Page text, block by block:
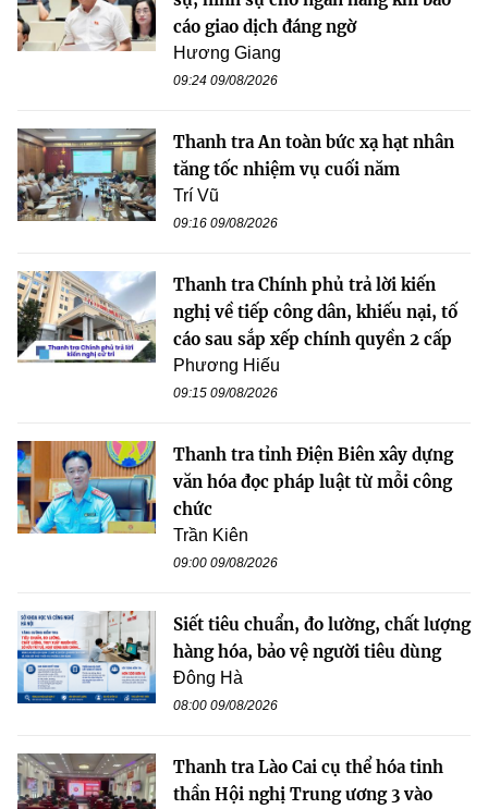
cáo giao dịch đáng ngờ
Hương Giang
09:24 09/08/2026
Thanh tra An toàn bức xạ hạt nhân
tăng tốc nhiệm vụ cuối năm
Trí Vũ
09:16 09/08/2026
Thanh tra Chính phủ trả lời kiến
nghị về tiếp công dân, khiếu nại, tố
cáo sau sắp xếp chính quyền 2 cấp
Phương Hiếu
09:15 09/08/2026
Thanh tra tỉnh Điện Biên xây dựng
văn hóa đọc pháp luật từ mỗi công
chức
Trần Kiên
09:00 09/08/2026
Siết tiêu chuẩn, đo lường, chất lượng
hàng hóa, bảo vệ người tiêu dùng
Đông Hà
08:00 09/08/2026
Thanh tra Lào Cai cụ thể hóa tinh
thần Hội nghị Trung ương 3 vào